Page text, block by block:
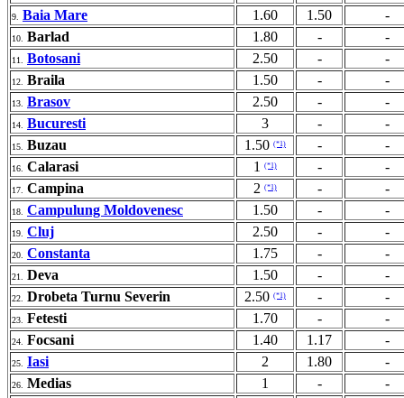
9. Baia Mare 1.60 1.50 -
10. Barlad 1.80 - -
11. Botosani 2.50 - -
12. Braila 1.50 - -
13. Brasov 2.50 - -
14. Bucuresti 3 - -
15. Buzau 1.50 (*1) - -
16. Calarasi 1 (*1) - -
17. Campina 2 (*1) - -
18. Campulung Moldovenesc 1.50 - -
19. Cluj 2.50 - -
20. Constanta 1.75 - -
21. Deva 1.50 - -
22. Drobeta Turnu Severin 2.50 (*1) - -
23. Fetesti 1.70 - -
24. Focsani 1.40 1.17 -
25. Iasi 2 1.80 -
26. Medias 1 - -